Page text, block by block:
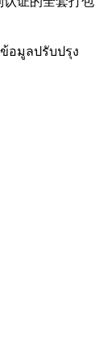
ข้อมูลปรับปรุง